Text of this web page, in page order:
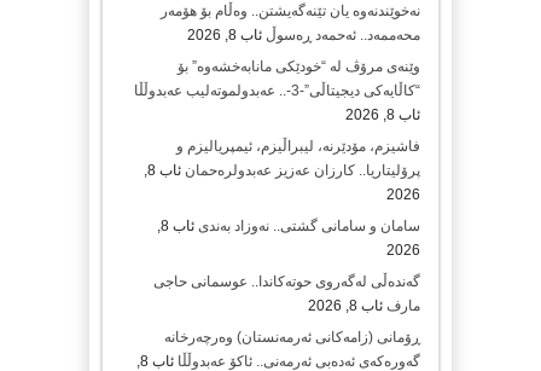
نەخوێندنەوە یان تێنەگەیشتن.. وەڵام بۆ هۆمەر
محەممەد.. ئەحمەد ڕەسوڵ ئاب 8, 2026
وێنەی مرۆڤ لە “خودێکی مانابەخشەوە” بۆ
“کاڵایەکی دیجیتاڵی”-3-.. عەبدولموتەلیب عەبدوڵڵا
ئاب 8, 2026
فاشیزم، مۆدێرنە، لیبراڵیزم، ئیمپریالیزم و
پرۆلیتاریا.. کارزان عەزیز عەبدولرەحمان
ئاب 8,
2026
سامان و سامانی گشتی.. نەوزاد بەندی
ئاب 8,
2026
گەندەڵی لەگەروی حوتەکاندا.. عوسمانی حاجی
مارف ئاب 8, 2026
ڕۆمانی (زامه‌كانی ئەرمەنستان) وه‌رچه‌رخانه‌
گه‌وره‌كه‌ی ئه‌ده‌بی ئه‌رمه‌نی.. ئاكۆ عه‌بدوڵڵا
ئاب 8,